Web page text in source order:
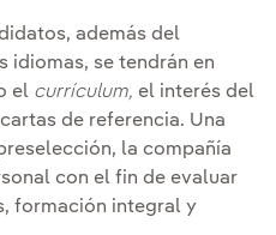
además del
idiomas, se tendrán en
el currículum, el interés del
de referencia. Una
la compañía
con el fin de evaluar
formación integral y